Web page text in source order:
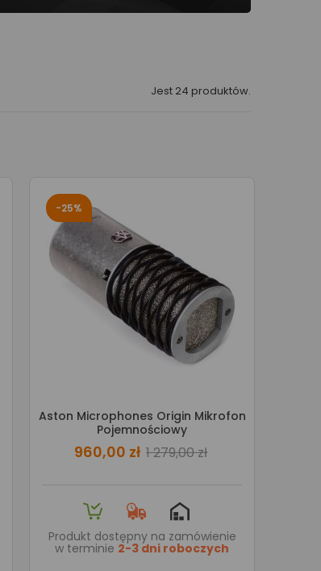
Jest 24 produktów.
-25%
Aston Microphones Origin Mikrofon
Pojemnościowy
960,00 zł 1 279,00 zł
Produkt dostępny na zamówienie
w terminie 2-3 dni roboczych